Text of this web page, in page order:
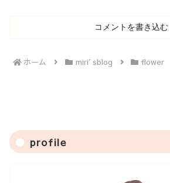
コメントを書き込む
ホーム miri′sblog flower
profile